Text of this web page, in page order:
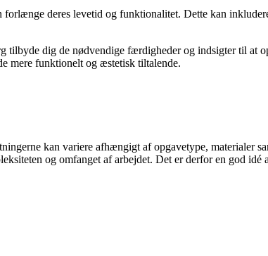
deres levetid og funktionalitet. Dette kan
tilbyde dig de nødvendige færdigheder og indsigter til at
mere funktionelt og æstetisk tiltalende.
kan variere afhængigt af opgavetype, materialer
og omfanget af arbejdet. Det er derfor en god idé